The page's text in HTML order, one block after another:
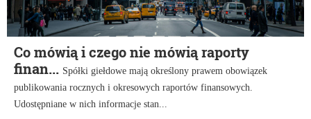
Co mówią i czego nie mówią raporty
finan... Spółki giełdowe mają określony prawem obowiązek
publikowania rocznych i okresowych raportów finansowych.
Udostępniane w nich informacje stan...